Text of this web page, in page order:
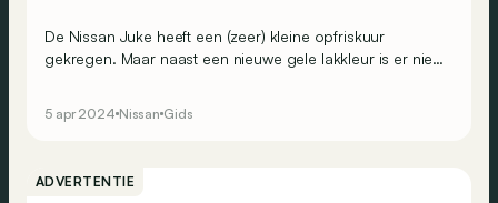
De Nissan Juke heeft een (zeer) kleine opfriskuur
gekregen. Maar naast een nieuwe gele lakkleur is er niet
5 apr 2024 Nissan Gids
ADVERTENTIE